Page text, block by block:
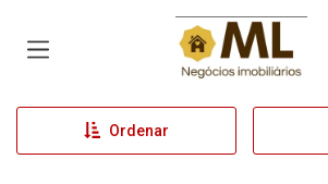
Página inicial
Ordenar